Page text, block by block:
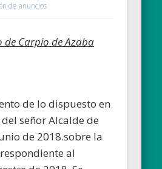
de anuncios
Carpio de Azaba
de lo dispuesto en
señor Alcalde de
de 2018.sobre la
al